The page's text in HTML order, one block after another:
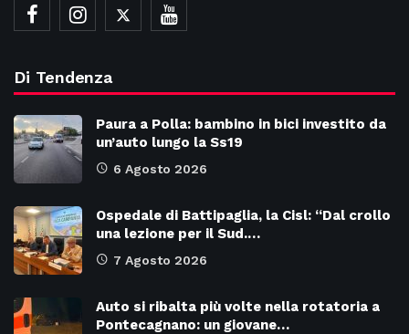
Di Tendenza
Paura a Polla: bambino in bici investito da
un’auto lungo la Ss19
6 Agosto 2026
Ospedale di Battipaglia, la Cisl: “Dal crollo
una lezione per il Sud.…
7 Agosto 2026
Auto si ribalta più volte nella rotatoria a
Pontecagnano: un giovane…